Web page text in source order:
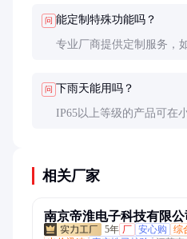
问 能定制特殊功能吗？
专业厂商提供定制服务，
问 下雨天能用吗？
IP65以上等级的产品可在
相关厂家
南京帝淮电子科技有限公
5年 厂 安心购 综